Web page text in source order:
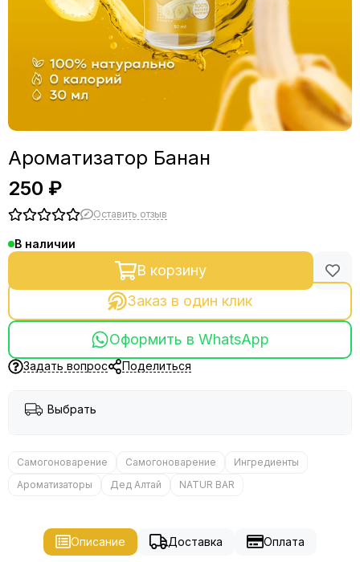
Ароматизатор Банан
250 ₽
Оставить отзыв
В наличии
В корзину
Заказ в один клик
Оформить в WhatsApp
Задать вопрос Поделиться
Выбрать
Самогоноварение Самогоноварение
Ингредиенты
Ароматизаторы
Дед Алтай NATUR BAR
Описание Доставка Оплата